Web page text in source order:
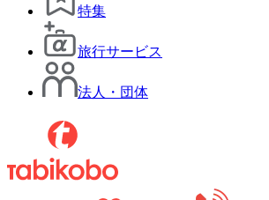
特集
旅行サービス
法人・団体